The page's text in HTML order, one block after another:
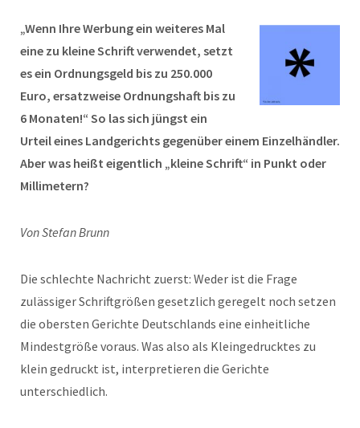
„Wenn Ihre Werbung ein weiteres Mal
eine zu kleine Schrift verwendet, setzt
es ein Ordnungsgeld bis zu 250.000
Euro, ersatzweise Ordnungshaft bis zu
6 Monaten!“ So las sich jüngst ein
Urteil eines Landgerichts gegenüber einem Einzelhändler.
Aber was heißt eigentlich „kleine Schrift“ in Punkt oder
Millimetern?
Von Stefan Brunn
Die schlechte Nachricht zuerst: Weder ist die Frage
zulässiger Schriftgrößen gesetzlich geregelt noch setzen
die obersten Gerichte Deutschlands eine einheitliche
Mindestgröße voraus. Was also als Kleingedrucktes zu
klein gedruckt ist, interpretieren die Gerichte
unterschiedlich.